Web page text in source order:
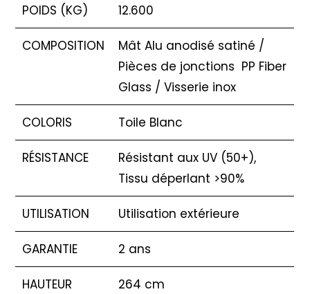
POIDS (KG) 12.600
COMPOSITION
Mât Alu anodisé satiné /
Pièces de jonctions PP Fiber
Glass / Visserie inox
COLORIS Toile Blanc
RÉSISTANCE
Résistant aux UV (50+),
Tissu déperlant >90%
UTILISATION Utilisation extérieure
GARANTIE 2 ans
HAUTEUR 264 cm